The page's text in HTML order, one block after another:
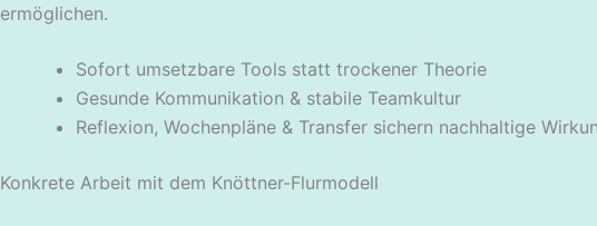
ermöglichen.
Sofort umsetzbare Tools statt trockener Theorie
Gesunde Kommunikation & stabile Teamkultur
Reflexion, Wochenpläne & Transfer sichern nachhaltige
Konkrete Arbeit mit dem Knöttner-Flurmodell